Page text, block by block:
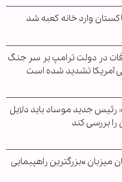
وارد خانه کعبه شد
در دولت ترامپ بر سر جنگ
آمریکا تشدید شده است
جدید موساد باید دلایل
بررسی کند
میزبان »بزرگترین راهپیمایی